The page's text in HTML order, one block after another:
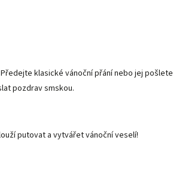
klasické vánoční přání nebo jej pošlete
pozdrav smskou.
putovat a vytvářet vánoční veselí!